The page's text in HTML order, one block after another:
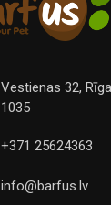
Vestienas 32,
1035
+371 25624363
info@barfus.lv